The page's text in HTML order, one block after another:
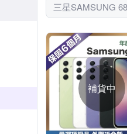
三星SAMSUNG
補貨中